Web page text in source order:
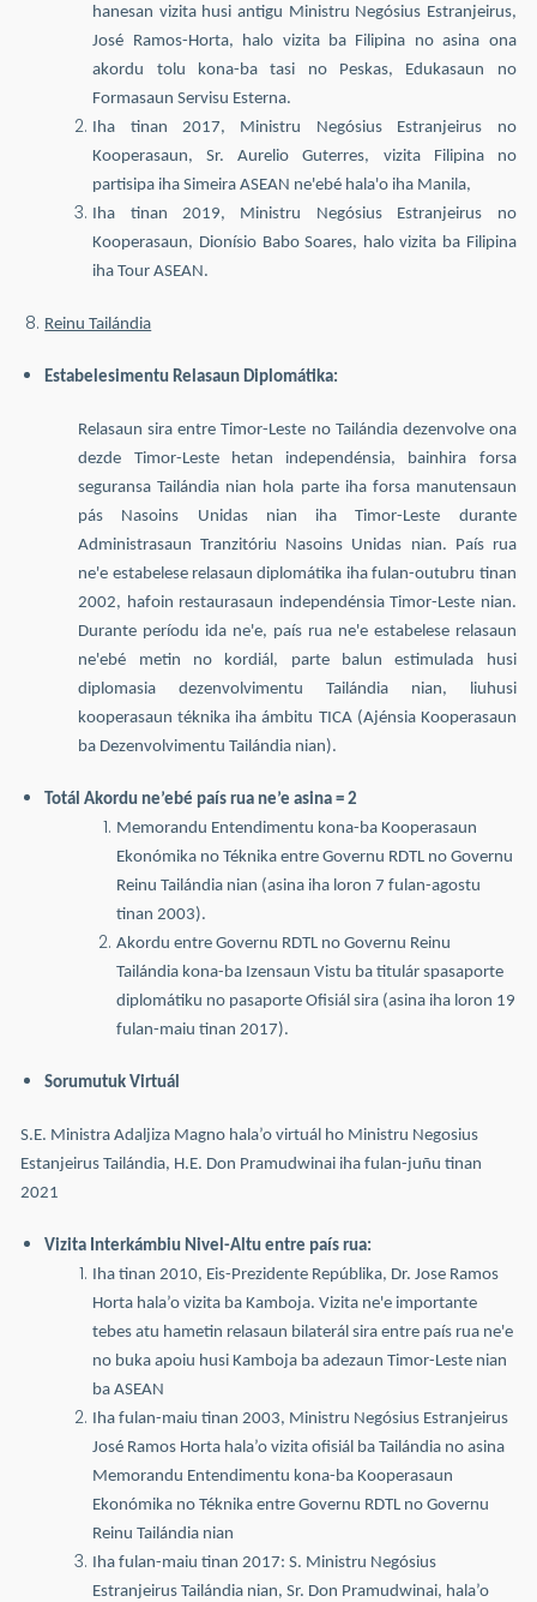
hanesan vizita husi antigu Ministru Negósius Estranjeirus,
José Ramos-Horta, halo vizita ba Filipina no asina ona
akordu tolu kona-ba tasi no Peskas, Edukasaun no
Formasaun Servisu Esterna.
Iha tinan 2017, Ministru Negósius Estranjeirus no
Kooperasaun, Sr. Aurelio Guterres, vizita Filipina no
partisipa iha Simeira ASEAN ne'ebé hala'o iha Manila,
Iha tinan 2019, Ministru Negósius Estranjeirus no
Kooperasaun, Dionísio Babo Soares, halo vizita ba Filipina
iha Tour ASEAN.
Reinu Tailándia
Estabelesimentu Relasaun Diplomátika:
Relasaun sira entre Timor-Leste no Tailándia dezenvolve ona
dezde Timor-Leste hetan independénsia, bainhira forsa
seguransa Tailándia nian hola parte iha forsa manutensaun
pás Nasoins Unidas nian iha Timor-Leste durante
Administrasaun Tranzitóriu Nasoins Unidas nian. País rua
ne'e estabelese relasaun diplomátika iha fulan-outubru tinan
2002, hafoin restaurasaun independénsia Timor-Leste nian.
Durante períodu ida ne'e, país rua ne'e estabelese relasaun
ne'ebé metin no kordiál, parte balun estimulada husi
diplomasia dezenvolvimentu Tailándia nian, liuhusi
kooperasaun téknika iha ámbitu TICA (Ajénsia Kooperasaun
ba Dezenvolvimentu Tailándia nian).
Totál Akordu ne’ebé país rua ne’e asina = 2
Memorandu Entendimentu kona-ba Kooperasaun
Ekonómika no Téknika entre Governu RDTL no Governu
Reinu Tailándia nian (asina iha loron 7 fulan-agostu
tinan 2003).
Akordu entre Governu RDTL no Governu Reinu
Tailándia kona-ba Izensaun Vistu ba titulár spasaporte
diplomátiku no pasaporte Ofisiál sira (asina iha loron 19
fulan-maiu tinan 2017).
Sorumutuk Virtuál
S.E. Ministra Adaljiza Magno hala’o virtuál ho Ministru Negosius
Estanjeirus Tailándia, H.E. Don Pramudwinai iha fulan-juñu tinan
2021
Vizita Interkámbiu Nivel-Altu entre país rua:
Iha tinan 2010, Eis-Prezidente Repúblika, Dr. Jose Ramos
Horta hala’o vizita ba Kamboja. Vizita ne'e importante
tebes atu hametin relasaun bilaterál sira entre país rua ne'e
no buka apoiu husi Kamboja ba adezaun Timor-Leste nian
ba ASEAN
Iha fulan-maiu tinan 2003, Ministru Negósius Estranjeirus
José Ramos Horta hala’o vizita ofisiál ba Tailándia no asina
Memorandu Entendimentu kona-ba Kooperasaun
Ekonómika no Téknika entre Governu RDTL no Governu
Reinu Tailándia nian
Iha fulan-maiu tinan 2017: S. Ministru Negósius
Estranjeirus Tailándia nian, Sr. Don Pramudwinai, hala’o